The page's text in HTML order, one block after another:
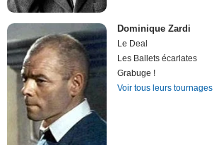
Dominique Zardi
Le Deal
Les Ballets écarlates
Grabuge !
Voir tous leurs